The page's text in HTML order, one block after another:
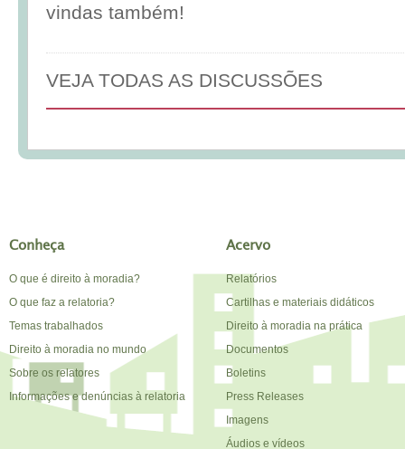
vindas também!
VEJA TODAS AS DISCUSSÕES
Conheça
O que é direito à moradia?
O que faz a relatoria?
Temas trabalhados
Direito à moradia no mundo
Sobre os relatores
Informações e denúncias à relatoria
Acervo
Relatórios
Cartilhas e materiais didáticos
Direito à moradia na prática
Documentos
Boletins
Press Releases
Imagens
Áudios e vídeos